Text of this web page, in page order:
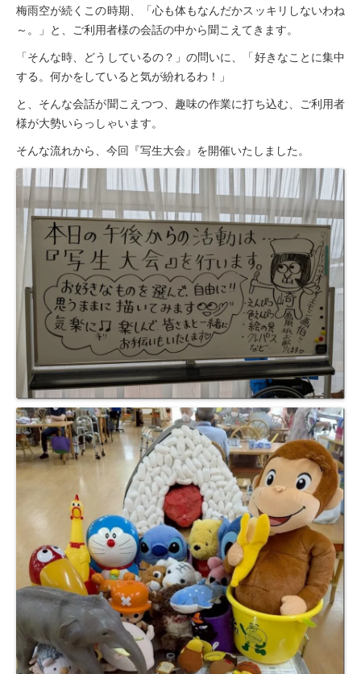
浜松とよおか病院
豊橋元町病院
透析センターご紹介
透析・入院透析
介護老人保健施設
はまなこ介護老人保健施設
三田介護老人保健施設
滝町介護老人保健施設
ショートステイ
滝町ショートステイ
グループホーム
居宅介護支援事業所
豊岡会の居宅介護支援
とよおかデイケア
はまなこデイケア
元町デイケア
三田デイケア
滝町デイケア
デイケアブログ
梅雨空が続くこの時期、「心も体もなんだかスッキリしないわね
～。」と、ご利用者様の会話の中から聞こえてきます。
「そんな時、どうしているの？」の問いに、「好きなことに集中
する。何かをしていると気が紛れるわ！」
と、そんな会話が聞こえつつ、趣味の作業に打ち込む、ご利用者
様が大勢いらっしゃいます。
そんな流れから、今回『写生大会』を開催いたしました。